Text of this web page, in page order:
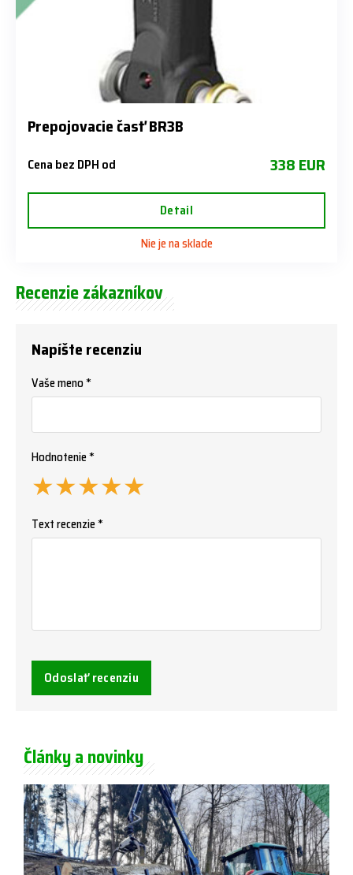
Prepojovacie časť BR3B
Cena bez DPH od 338 EUR
Detail
Nie je na sklade
Recenzie zákazníkov
Napíšte recenziu
Vaše meno *
Hodnotenie *
★
★
★
★
★
Text recenzie *
Odoslať recenziu
Články a novinky